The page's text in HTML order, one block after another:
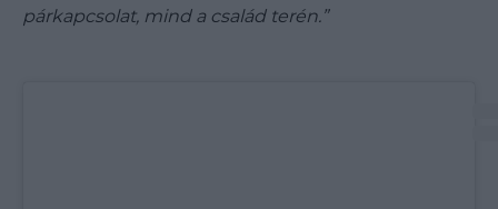
párkapcsolat, mind a család terén.”